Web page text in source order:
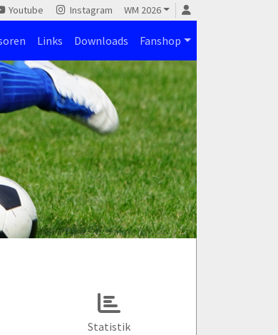
Youtube Instagram WM 2026
Links Downloads Fanshop
Statistik